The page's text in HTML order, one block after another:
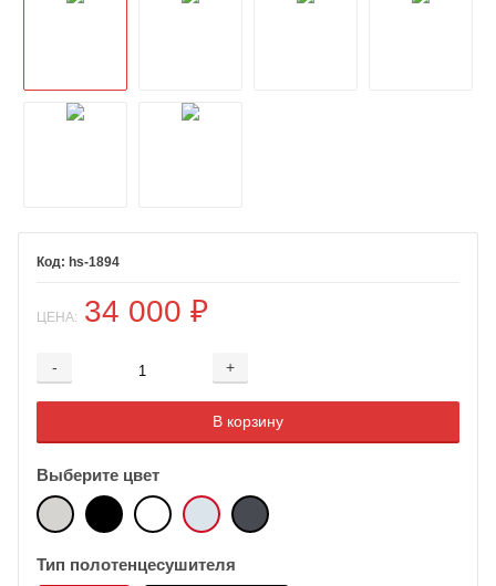
hs-1894
ЦЕНА: 34 000 ₽
- +
Добавляется...
В корзину
Добавлен
Выберите цвет
Тип полотенцесушителя